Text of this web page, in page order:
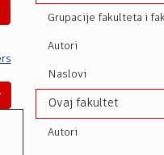
Grupacije fakulteta i
Autori
Naslovi
Ovaj fakultet
Autori